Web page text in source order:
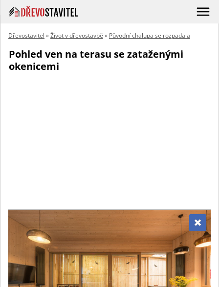
Dřevostavitel »Život v dřevostavbě » Původní chalupa se rozpadala
Pohled ven na terasu se zataženými
okenicemi